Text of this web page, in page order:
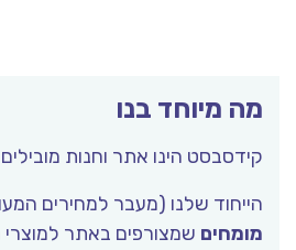
מה מיוחד בנו
קידסבסט הינו אתר וחנות
הייחוד שלנו (מעבר למחירים
מומחים שמצורפים באתר למוצרי